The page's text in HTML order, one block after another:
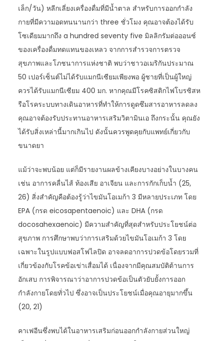
เล็ก/วัน) หลีกเลี่ยงเครื่องดื่มที่มีน้ำตาล สำหรับการออกกำลัง
กายที่มีความอดทนนานกว่า three ชั่วโมง คุณอาจต้องได้รับ
โซเดียมมากถึง a hundred seventy five มิลลิกรัมต่อออนซ์
ของเครื่องดื่มทดแทนของเหลว จากการสำรวจการตรวจ
สุขภาพและโภชนาการแห่งชาติ พบว่าชาวอเมริกันประมาณ
50 เปอร์เซ็นต์ไม่ได้รับแมกนีเซียมเพียงพอ ผู้ชายที่เป็นผู้ใหญ่
ควรได้รับแมกนีเซียม 400 มก. หากคุณมีโรคซิสติกไฟโบรซิสห
รือโรคระบบทางเดินอาหารที่ทำให้การดูดซึมสารอาหารลดลง
คุณอาจต้องรับประทานอาหารเสริมวิตามินเอ ถึงกระนั้น คุณยัง
ได้รับสิ่งเหล่านี้มากเกินไป ดังนั้นควรพูดคุยกับแพทย์เกี่ยวกับ
ขนาดยา
แม้ว่าจะพบน้อย แต่ก็มีรายงานผลข้างเคียงบางอย่างในบางคน
เช่น อาการคลื่นไส้ ท้องเสีย อาเจียน และการกักเก็บน้ำ (25,
26) สิ่งสำคัญคือต้องรู้ว่าไขมันโอเมก้า 3 มีหลายประเภท โดย
EPA (กรด eicosapentaenoic) และ DHA (กรด
docosahexaenoic) มีความสำคัญที่สุดสำหรับประโยชน์ต่อ
สุขภาพ การศึกษาพบว่าการเสริมด้วยไขมันโอเมก้า 3 โดย
เฉพาะในรูปแบบฟอสโฟไลปิด อาจลดอาการปวดข้อโดยรวมที่
เกี่ยวข้องกับโรคข้อเข่าเสื่อมได้ เนื่องจากมีคุณสมบัติต้านการ
อักเสบ การพิจารณาว่าอาการปวดข้อเป็นตัวยับยั้งการออก
กำลังกายโดยทั่วไป ซึ่งอาจเป็นประโยชน์เมื่อคุณอายุมากขึ้น
(20, 21)
คาเฟอีนซึ่งพบได้ในอาหารเสริมก่อนออกกำลังกายส่วนใหญ่